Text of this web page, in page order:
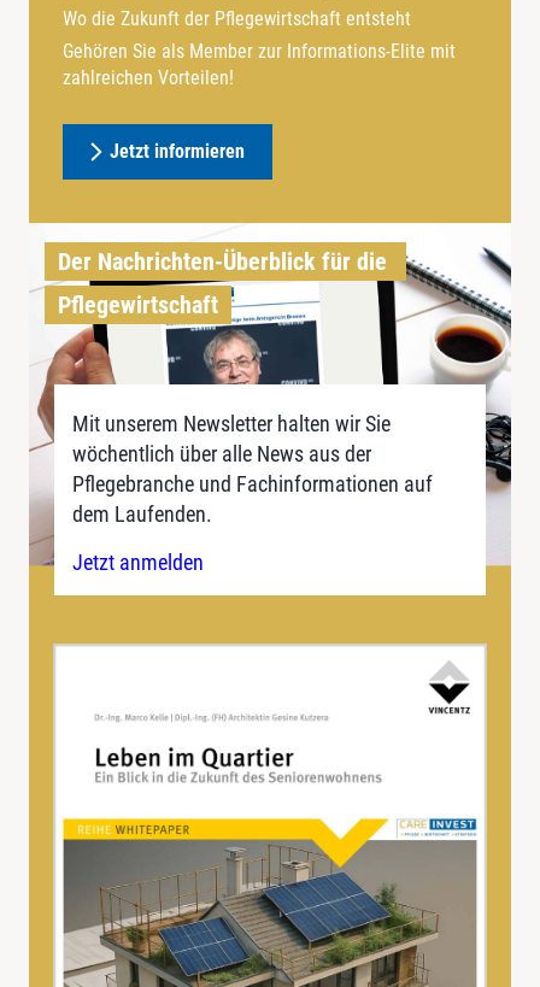
Wo die Zukunft der Pflegewirtschaft entsteht
Gehören Sie als Member zur Informations-Elite mit
zahlreichen Vorteilen!
Jetzt informieren
Der Nachrichten-Überblick für die
Pflegewirtschaft
Mit unserem Newsletter halten wir Sie
wöchentlich über alle News aus der
Pflegebranche und Fachinformationen auf
dem Laufenden.
Jetzt anmelden